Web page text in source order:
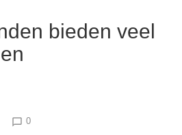
bieden veel
chat_bubble_outline 0